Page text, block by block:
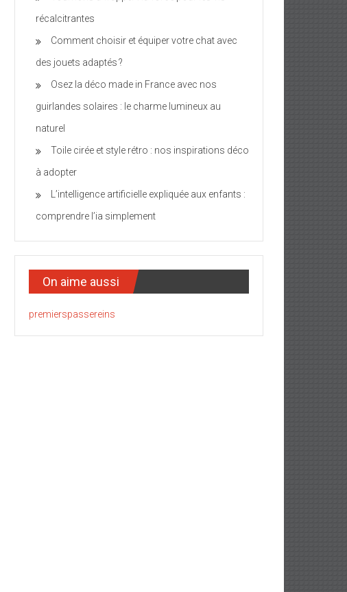
récalcitrantes
Comment choisir et équiper votre chat avec
des jouets adaptés ?
Osez la déco made in France avec nos
guirlandes solaires : le charme lumineux au
naturel
Toile cirée et style rétro : nos inspirations déco
à adopter
L’intelligence artificielle expliquée aux enfants :
comprendre l’ia simplement
On aime aussi
premierspassereins